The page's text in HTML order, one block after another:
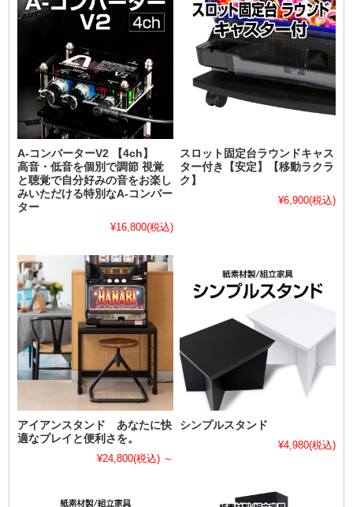
A-コンバーターV2 【4ch】
高音・低音を個別で調節 視覚
と聴覚で自分好みの音をお楽し
みいただける特別なA-コンバー
ター
¥16,800(税込)
スロット固定台ラウンドキャス
ター付き【安定】【移動ラクラ
ク】
¥6,900(税込)
アイアンスタンド あなたに快
適なプレイと便利さを。
¥24,800(税込) ～
シンプルスタンド
¥4,980(税込)